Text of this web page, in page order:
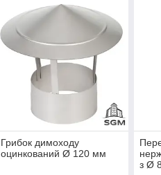
Грибок димоходу
оцинкований Ø 120 мм
з Ø